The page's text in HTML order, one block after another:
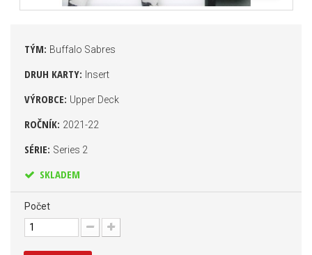
TÝM: Buffalo Sabres
DRUH KARTY: Insert
VÝROBCE: Upper Deck
ROČNÍK: 2021-22
SÉRIE: Series 2
SKLADEM
Počet